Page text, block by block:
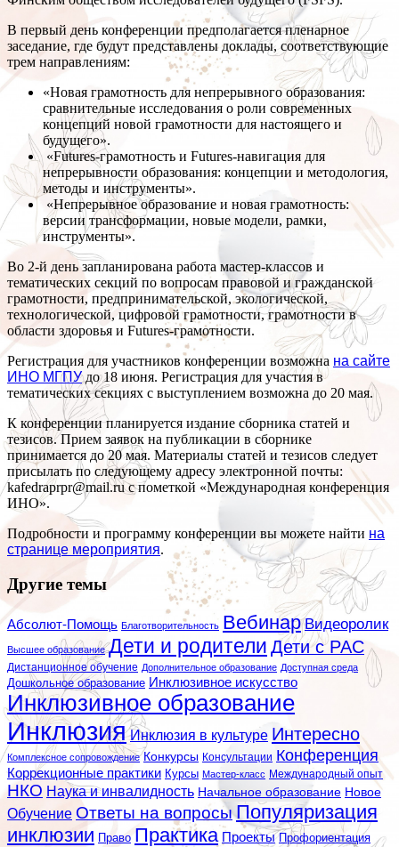
В первый день конференции предполагается пленарное
заседание, где будут представлены доклады, соответствующие
трем направлениям:
«Новая грамотность для непрерывного образования:
сравнительные исследования о роли современных
концепций новой грамотности для настоящего и
будущего».
«Futures-грамотность и Futures-навигация для
непрерывности образования: концепции и методология,
методы и инструменты».
«Непрерывное образование и новая грамотность:
версии трансформации, новые модели, рамки,
инструменты».
Во 2-й день запланирована работа мастер-классов и
тематических секций по вопросам правовой и гражданской
грамотности, предпринимательской, экологической,
технологической, цифровой грамотности, грамотности в
области здоровья и Futures-грамотности.
Регистрация для участников конференции возможна на сайте
ИНО МГПУдо 18 июня. Регистрация для участия в
тематических секциях с выступлением возможна до 20 мая.
К конференции планируется издание сборника статей и
тезисов. Прием заявок на публикации в сборнике
принимается до 20 мая. Материалы статей и тезисов следует
присылать по следующему адресу электронной почты:
kafedraprpr@mail.ru с пометкой «Международная конференция
ИНО».
Подробности и программу конференции вы можете найти на
странице мероприятия.
Другие темы
Абсолют-Помощь Благотворительность Вебинар Видеоролик
Высшее образование Дети и родители Дети с РАС
Дистанционное обучение Дополнительное образование Доступная среда
Дошкольное образование Инклюзивное искусство
Инклюзивное образование
Инклюзия Инклюзия в культуре Интересно
Комплексное сопровождение Конкурсы Консультации Конференция
Коррекционные практики Курсы Мастер-класс Международный опыт
НКО Наука и инвалидность Начальное образование Новое
Обучение Ответы на вопросы Популяризация
инклюзии Право Практика Проекты Профориентация